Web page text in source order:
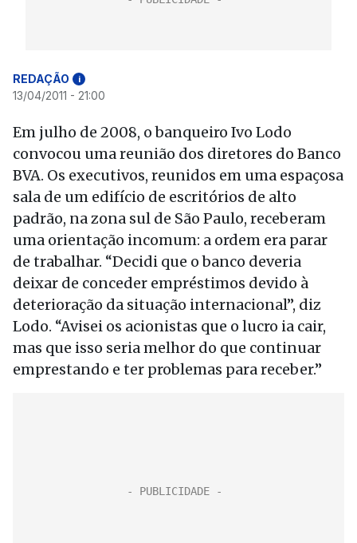
REDAÇÃO i
13/04/2011 - 21:00
Em julho de 2008, o banqueiro Ivo Lodo
convocou uma reunião dos diretores do Banco
BVA. Os executivos, reunidos em uma espaçosa
sala de um edifício de escritórios de alto
padrão, na zona sul de São Paulo, receberam
uma orientação incomum: a ordem era parar
de trabalhar. “Decidi que o banco deveria
deixar de conceder empréstimos devido à
deterioração da situação internacional”, diz
Lodo. “Avisei os acionistas que o lucro ia cair,
mas que isso seria melhor do que continuar
emprestando e ter problemas para receber.”